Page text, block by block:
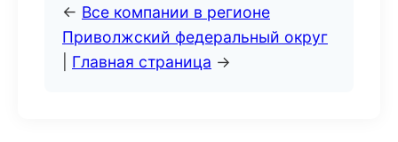
← Все компании в регионе
Приволжский федеральный округ
Главная страница →